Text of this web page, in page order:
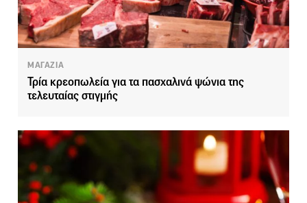
ΜΑΓΑΖΙΑ
Τρία κρεοπωλεία για τα πασχαλινά ψώνια της
τελευταίας στιγμής